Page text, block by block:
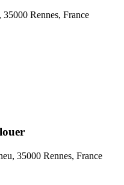
Rennes, France
35000 Rennes, France